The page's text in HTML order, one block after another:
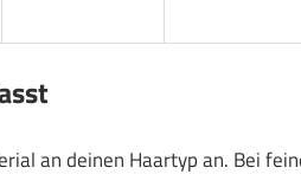
an deinen Haartyp an. Bei